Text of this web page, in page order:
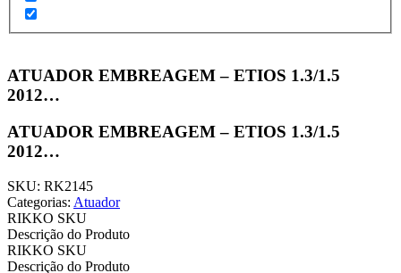
ATUADOR EMBREAGEM – ETIOS 1.3/1.5
2012…
ATUADOR EMBREAGEM – ETIOS 1.3/1.5
2012…
SKU: RK2145
Categorias: Atuador
RIKKO SKU
Descrição do Produto
RIKKO SKU
Descrição do Produto